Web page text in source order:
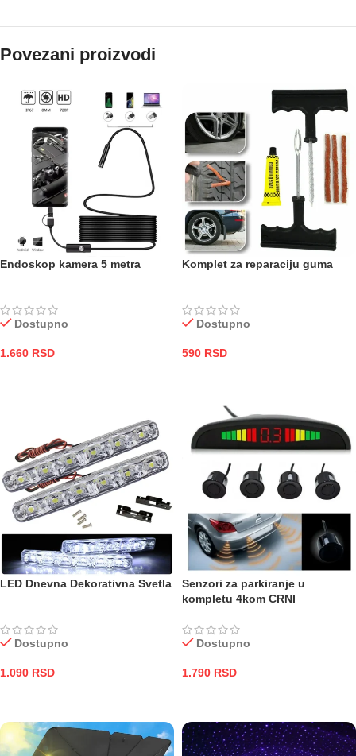
Povezani proizvodi
Endoskop kamera 5 metra
Dostupno
1.660 RSD
Komplet za reparaciju guma
Dostupno
590 RSD
LED Dnevna Dekorativna Svetla
Dostupno
1.090 RSD
Senzori za parkiranje u
kompletu 4kom CRNI
Dostupno
1.790 RSD